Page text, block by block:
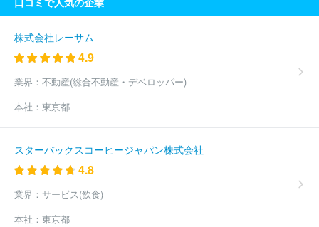
式会社
西武鉄道株式会社
ションサービス株式会社
東葉高速鉄道株式会社
北越急行株式会
社
多摩都市モノレール株式会社
ノ島電鉄株式会社
ン
小田急電鉄株式会社
電鉄株式会社
新京成電鉄株式会社 日本貨物鉄道株式会社
北総
ール株式会社
京王電鉄株式会社
東京地下鉄株式会社
箱根ロープウエイ株式会
会社
万葉線株式会社 昇仙峡ロープウェイ株式会社
道株式会社
近畿日本鉄道株式会社
京成電鉄株
式会社
東武鉄道株式会社
風とやま鉄道株式会社
株式会社レーサム
4.9
業界： 不動産(総合不動産・デベロッパー)
本社： 東京都
スターバックスコーヒージャパン株式会社
4.8
業界： サービス(飲食)
本社： 東京都